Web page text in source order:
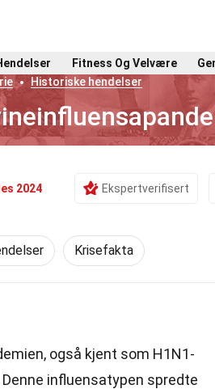
Fitness Og Velvære
Historiske hendelser
2024 Ekspertverifisert
Krisefakta
også kjent som H1N1-
influensatypen spredte